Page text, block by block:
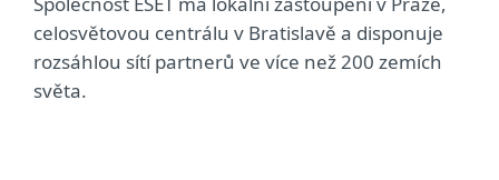
celosvětovou centrálu v Bratislavě a disponuje
rozsáhlou sítí partnerů ve více než 200 zemích
světa.